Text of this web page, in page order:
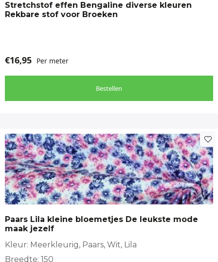
Stretchstof effen Bengaline diverse kleuren
Rekbare stof voor Broeken
€16,95 Per meter
Bestellen
kan
gekozen
productpagina
Paars Lila kleine bloemetjes De leukste mode
maak jezelf
Kleur: Meerkleurig, Paars, Wit, Lila
Breedte: 150